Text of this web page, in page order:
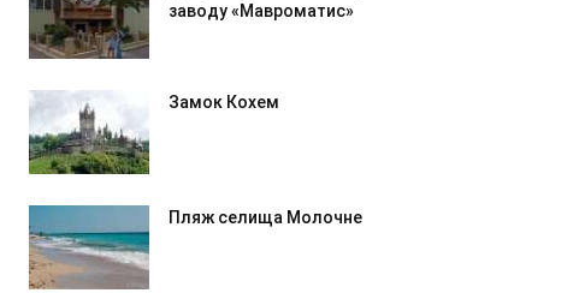
заводу «Мавроматис»
Замок Кохем
Пляж селища Молочне